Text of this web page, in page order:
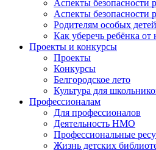
Аспекты безопасности
Аспекты безопасности
Родителям особых детей
Как уберечь ребёнка от
Проекты и конкурсы
Проекты
Конкурсы
Белгородское лето
Культура для
Профессионалам
Для профессионалов
Деятельность НМО
Профессиональные
Жизнь детских